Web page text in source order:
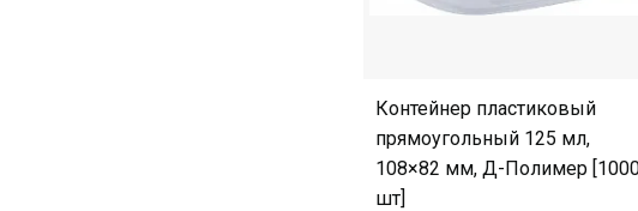
Контейнер пластиковый
прямоугольный 125 мл,
108×82 мм, Д-Полимер
шт]